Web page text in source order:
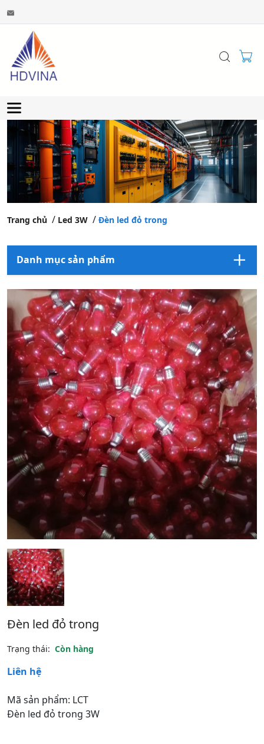
Trang chủ Led 3W Đèn led đỏ trong
Danh mục sản phẩm
Đèn led đỏ trong
Trạng thái: Còn hàng
Liên hệ
Mã sản phẩm: LCT
Đèn led đỏ trong 3W